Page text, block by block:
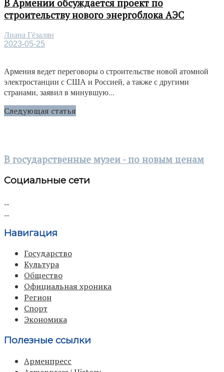
В Армении обсуждается проект по
строительству нового энергоблока АЭС
Лиана Гёзалян
2023-05-25
Армения ведет переговоры о строительстве новой атомной
электростанции с США и Россией, а также с другими
странами, заявил в минувшую...
Следующая статья
В государственные музеи - по новым ценам
Социальные сети
Навигация
Государство
Культура
Общество
Официальная хроника
Регион
Спорт
Экономика
Полезные ссылки
Арменпресс